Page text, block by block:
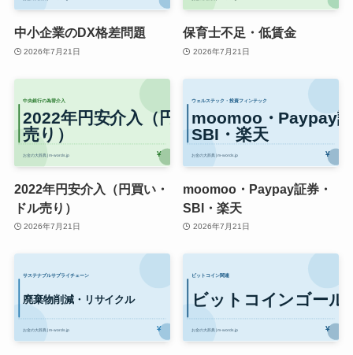
中小企業のDX格差問題
2026年7月21日
保育士不足・低賃金
2026年7月21日
2022年円安介入（円買い・
ドル売り）
2026年7月21日
moomoo・Paypay証券・
SBI・楽天
2026年7月21日